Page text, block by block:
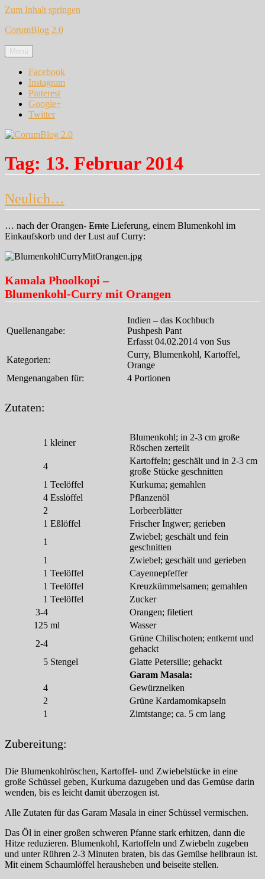
Zum Inhalt springen
CorumBlog 2.0
Menü
Facebook
Instagram
Pinterest
Google+
Twitter
Tag: 13. Februar 2014
Neulich…
… nach der Orangen- Ernte Lieferung, einem Blumenkohl im
Einkaufskorb und der Lust auf Curry:
Kamala Phoolkopi –
Blumenkohl-Curry mit Orangen
Quellenangabe:
Indien – das Kochbuch
Pushpesh Pant
Erfasst 04.02.2014 von Sus
Kategorien:
Curry, Blumenkohl, Kartoffel,
Orange
Mengenangaben für:
4 Portionen
Zutaten:
1 kleiner
Blumenkohl; in 2-3 cm große
Röschen zerteilt
4
Kartoffeln; geschält und in 2-3 cm
große Stücke geschnitten
1 Teelöffel
Kurkuma; gemahlen
4 Esslöffel
Pflanzenöl
2
Lorbeerblätter
1 Eßlöffel
Frischer Ingwer; gerieben
1
Zwiebel; geschält und fein
geschnitten
1
Zwiebel; geschält und gerieben
1 Teelöffel
Cayennepfeffer
1 Teelöffel
Kreuzkümmelsamen; gemahlen
1 Teelöffel
Zucker
3-4
Orangen; filetiert
125 ml
Wasser
2-4
Grüne Chilischoten; entkernt und
gehackt
5 Stengel
Glatte Petersilie; gehackt
Garam Masala:
4
Gewürznelken
2
Grüne Kardamomkapseln
1
Zimtstange; ca. 5 cm lang
Zubereitung:
Die Blumenkohlröschen, Kartoffel- und Zwiebelstücke in eine
große Schüssel geben, Kurkuma dazugeben und das Gemüse darin
wenden, bis es leicht damit überzogen ist.
Alle Zutaten für das Garam Masala in einer Schüssel vermischen.
Das Öl in einer großen schweren Pfanne stark erhitzen, dann die
Hitze reduzieren. Blumenkohl, Kartoffeln und Zwiebeln zugeben
und unter Rühren 2-3 Minuten braten, bis das Gemüse hellbraun ist.
Mit einem Schaumlöffel herausheben und beiseite stellen.